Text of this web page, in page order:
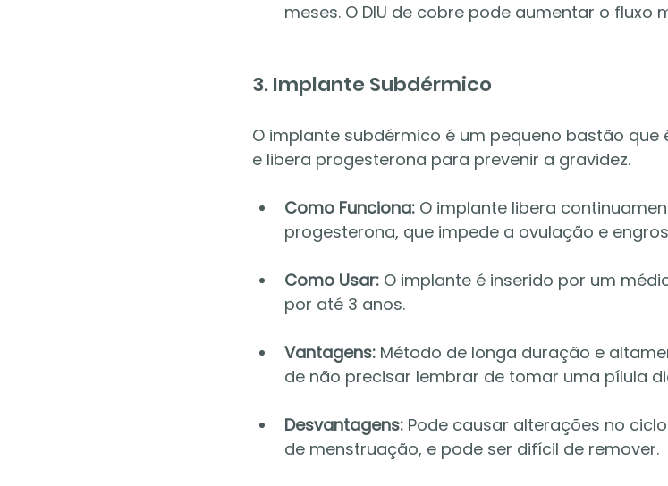
meses. O DIU de cobre pode aumentar o fluxo
3. Implante Subdérmico
O implante subdérmico é um pequeno bastão que
e libera progesterona para prevenir a gravidez.
Como Funciona: O implante libera
progesterona, que impede a ovulação e
Como Usar: O implante é inserido por um
por até 3 anos.
Vantagens: Método de longa duração e
de não precisar lembrar de tomar uma pílula
Desvantagens: Pode causar alterações no
de menstruação, e pode ser difícil de remover.